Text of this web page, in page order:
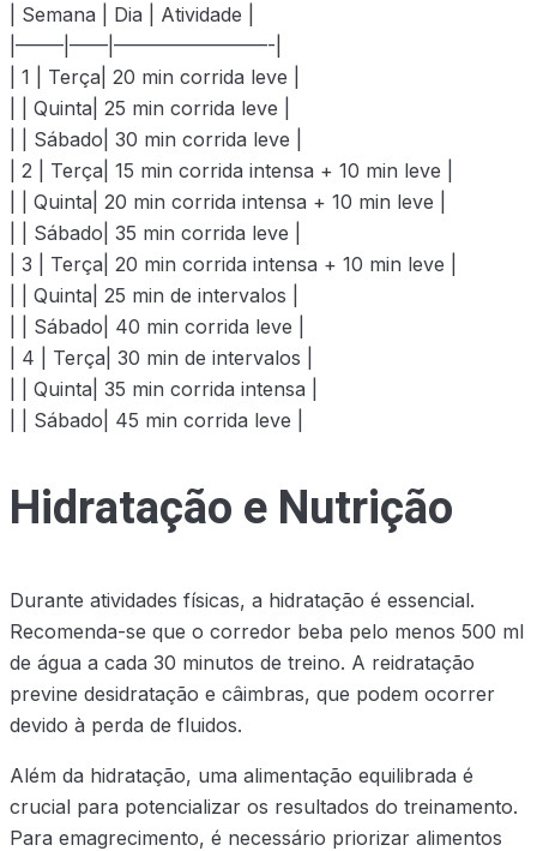
| Semana | Dia | Atividade |
|——–|——|————————-|
| 1 | Terça| 20 min corrida leve |
| | Quinta| 25 min corrida leve |
| | Sábado| 30 min corrida leve |
| 2 | Terça| 15 min corrida intensa + 10 min leve |
| | Quinta| 20 min corrida intensa + 10 min leve |
| | Sábado| 35 min corrida leve |
| 3 | Terça| 20 min corrida intensa + 10 min leve |
| | Quinta| 25 min de intervalos |
| | Sábado| 40 min corrida leve |
| 4 | Terça| 30 min de intervalos |
| | Quinta| 35 min corrida intensa |
| | Sábado| 45 min corrida leve |
Hidratação e Nutrição
Durante atividades físicas, a hidratação é essencial.
Recomenda-se que o corredor beba pelo menos 500 ml
de água a cada 30 minutos de treino. A reidratação
previne desidratação e câimbras, que podem ocorrer
devido à perda de fluidos.
Além da hidratação, uma alimentação equilibrada é
crucial para potencializar os resultados do treinamento.
Para emagrecimento, é necessário priorizar alimentos